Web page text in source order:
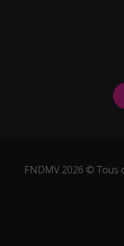
FNDMV 2026 © Tous